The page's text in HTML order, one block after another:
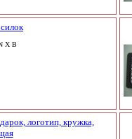
X B
логотип, кружка,